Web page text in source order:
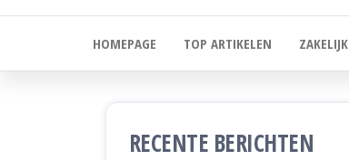
HOMEPAGE TOP ARTIKELEN ZAKELIJK
RECENTE BERICHTEN